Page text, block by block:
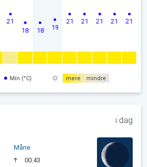
21
18 18 19
21 21 21 21 21
Min (°C) mere mindre
i dag
Måne
00.43